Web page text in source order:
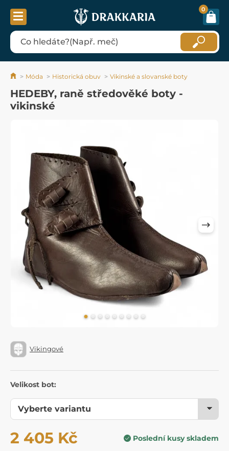
0
Móda Historická obuv Vikinské a slovanské boty
HEDEBY, raně středověké boty -
vikinské
Vikingové
Velikost bot:
2 405 Kč Poslední kusy skladem